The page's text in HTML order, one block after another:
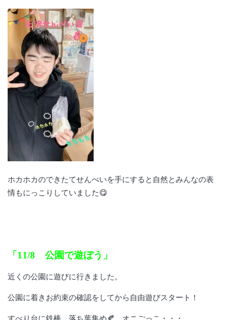
ホカホカのできたてせんべいを手にすると自然とみんなの表
情もにっこりしていました😋
「11/8 公園で遊ぼう」
近くの公園に遊びに行きました。
公園に着きお約束の確認をしてから自由遊びスタート！